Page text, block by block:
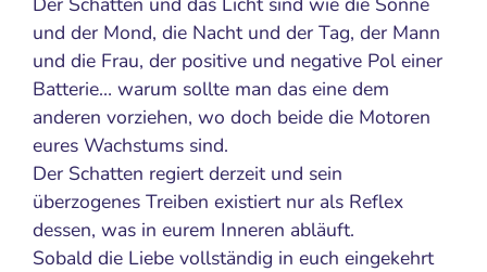
und der Mond, die Nacht und der Tag, der Mann
und die Frau, der positive und negative Pol einer
Batterie… warum sollte man das eine dem
anderen vorziehen, wo doch beide die Motoren
eures Wachstums sind.
Der Schatten regiert derzeit und sein
überzogenes Treiben existiert nur als Reflex
dessen, was in eurem Inneren abläuft.
Sobald die Liebe vollständig in euch eingekehrt